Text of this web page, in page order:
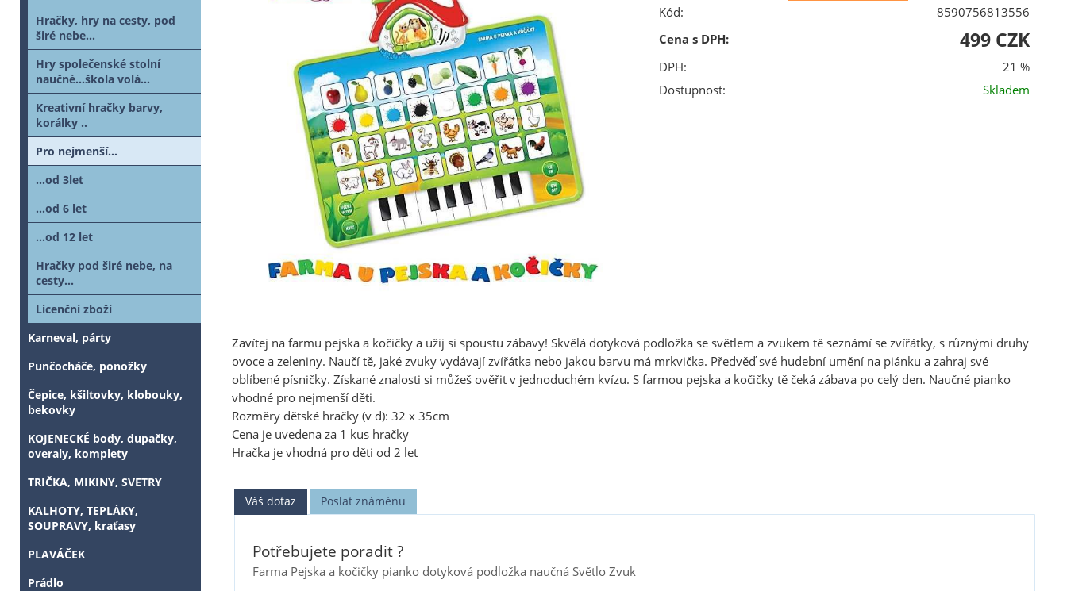
Kód:
8590756813556
Cena s DPH:
499 CZK
DPH:
21 %
Dostupnost:
Skladem
Zavítej na farmu pejska a kočičky a užij si spoustu zábavy! Skvělá dotyková podložka se světlem a zvukem tě seznámí se zvířátky, s různými druhy
ovoce a zeleniny. Naučí tě, jaké zvuky vydávají zvířátka nebo jakou barvu má mrkvička. Předvěď své hudební umění na piánku a zahraj své
oblíbené písničky. Získané znalosti si můžeš ověřit v jednoduchém kvízu. S farmou pejska a kočičky tě čeká zábava po celý den. Naučné pianko
vhodné pro nejmenší děti.
Rozměry dětské hračky (v d): 32 x 35cm
Cena je uvedena za 1 kus hračky
Hračka je vhodná pro děti od 2 let
Váš dotaz Poslat známénu
Potřebujete poradit ?
Farma Pejska a kočičky pianko dotyková podložka naučná Světlo Zvuk
Hračky, hry na cesty, pod
širé nebe...
Hry společenské stolní
naučné...škola volá...
Kreativní hračky barvy,
korálky ..
Pro nejmenší...
...od 3let
...od 6 let
...od 12 let
Hračky pod širé nebe, na
cesty...
Licenční zboží
Karneval, párty
Punčocháče, ponožky
Čepice, kšiltovky, klobouky,
bekovky
KOJENECKÉ body, dupačky,
overaly, komplety
TRIČKA, MIKINY, SVETRY
KALHOTY, TEPLÁKY,
SOUPRAVY, kraťasy
PLAVÁČEK
Prádlo